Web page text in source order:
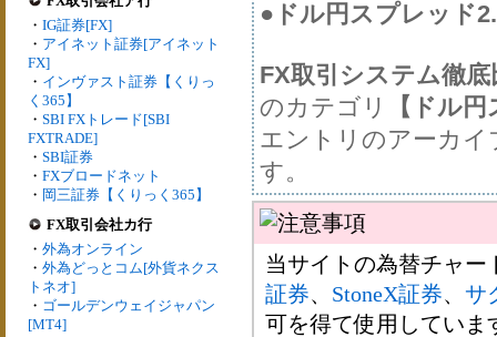
・ IG証券[FX]
・ アイネット証券[アイネット
FX]
・ インヴァスト証券【くりっ
く365】
・ SBI FXトレード[SBI
FXTRADE]
・ SBI証券
・ FXブロードネット
・ 岡三証券【くりっく365】
FX取引会社カ行
・ 外為オンライン
・ 外為どっとコム[外貨ネクス
トネオ]
・ ゴールデンウェイジャパン
[MT4]
●ドル円スプレッド
FX取引システム徹
のカテゴリ
【ドル
エントリのアーカ
す。
当サイトの為替チャー
証券、 StoneX証券、 サ
可を得て使用していま